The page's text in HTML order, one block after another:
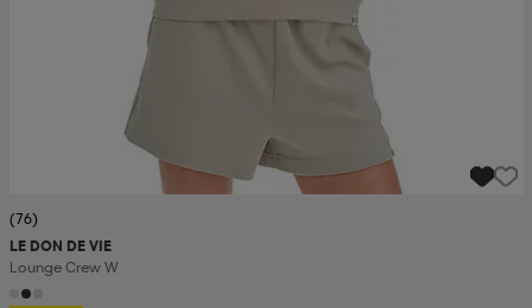
(76)
LE DON DE VIE
Lounge Crew W